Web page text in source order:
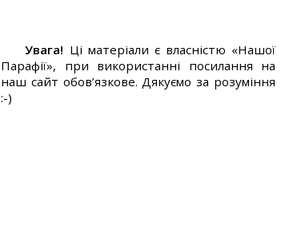
Увага! Ці матеріали є власністю «Нашої
Парафії», при використанні посилання на
наш сайт обов’язкове. Дякуємо за розуміння
:-)